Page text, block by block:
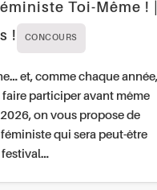
Toi-Même !
!
CONCOURS
et, comme chaque année,
participer avant même
on vous propose de
qui sera peut-être
festival…